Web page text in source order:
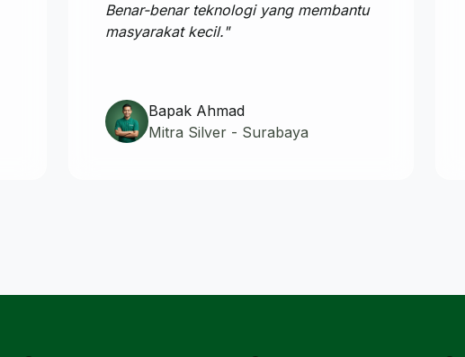
Benar-benar teknologi yang membantu
masyarakat kecil."
Bapak Ahmad
Mitra Silver - Surabaya